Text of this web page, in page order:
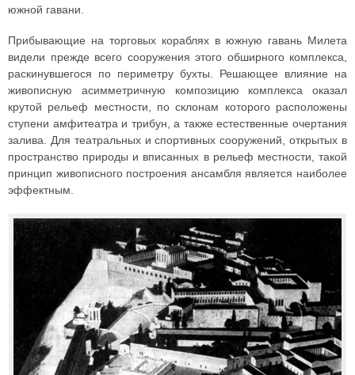
южной гавани.
Прибывающие на торговых кораблях в южную гавань Милета
видели прежде всего сооружения этого обширного комплекса,
раскинувшегося по периметру бухты. Решающее влияние на
живописную асимметричную композицию комплекса оказал
крутой рельеф местности, по склонам которого расположены
ступени амфитеатра и трибун, а также естественные очертания
залива. Для театральных и спортивных сооружений, открытых в
пространство природы и вписанных в рельеф местности, такой
принцип живописного построения ансамбля является наиболее
эффектным.